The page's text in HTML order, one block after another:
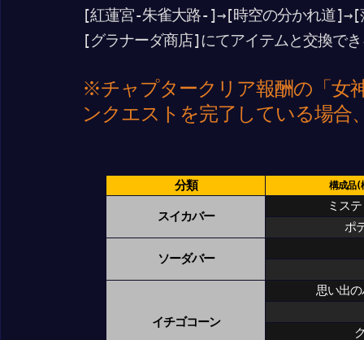
[紅蓮宮-朱雀大路-]→[時空の分かれ道]→[
[グラナーダ商店]にてアイテムと交換で
※チャプタークリア報酬の「女
ンクエストを完了している場合
分類 構成品(
スイカバー
ミス
ポ
ソーダバー
イチゴコーン
思い出